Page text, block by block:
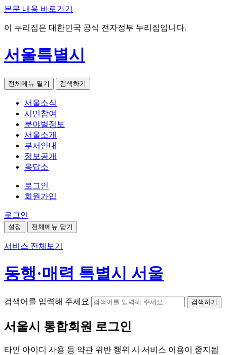
본문 내용 바로가기
이 누리집은 대한민국 공식 전자정부 누리집입니다.
서울특별시
전체메뉴 열기 검색하기
서울소식
시민참여
분야별정보
서울소개
부서안내
정보공개
응답소
로그인
회원가입
로그인
설정 전체메뉴 닫기
서비스 전체보기
동행·매력 특별시 서울
검색어를 입력해 주세요 검색하기
서울시 통합회원 로그인
타인 아이디 사용 등 약관 위반 행위 시 서비스 이용이 중지됩